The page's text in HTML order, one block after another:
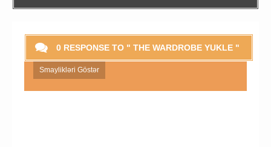
0 RESPONSE TO " THE WARDROBE YUKLE "
Smaylikləri Göstər